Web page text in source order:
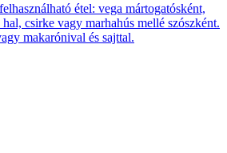
étel: vega mártogatósként,
csirke vagy marhahús mellé szószként.
makarónival és sajttal.